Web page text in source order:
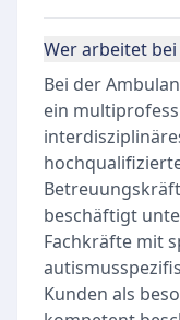
Wer arbeitet
Bei der
ein
beschäftigt
Fachkräfte mit
Kunden als